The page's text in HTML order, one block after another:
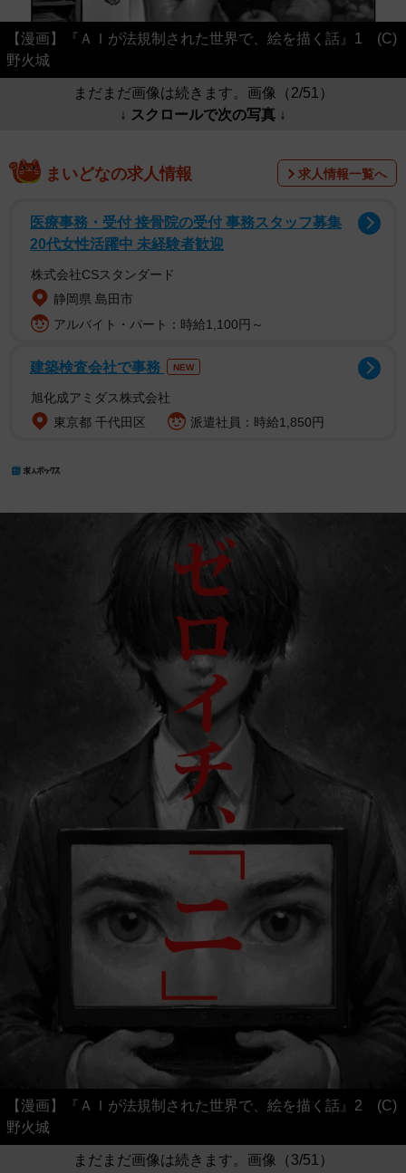
【漫画】『ＡＩが法規制された世界で、絵を描く話』1 (C)
野火城
まだまだ画像は続きます。画像（2/51）
↓ スクロールで次の写真 ↓
まいどなの求人情報 求人情報一覧へ
医療事務・受付 接骨院の受付 事務スタッフ募集
20代女性活躍中 未経験者歓迎
株式会社CSスタンダード
静岡県 島田市
アルバイト・パート：時給1,100円～
建築検査会社で事務 NEW
旭化成アミダス株式会社
東京都 千代田区
派遣社員：時給1,850円
【漫画】『ＡＩが法規制された世界で、絵を描く話』2 (C)
野火城
まだまだ画像は続きます。画像（3/51）